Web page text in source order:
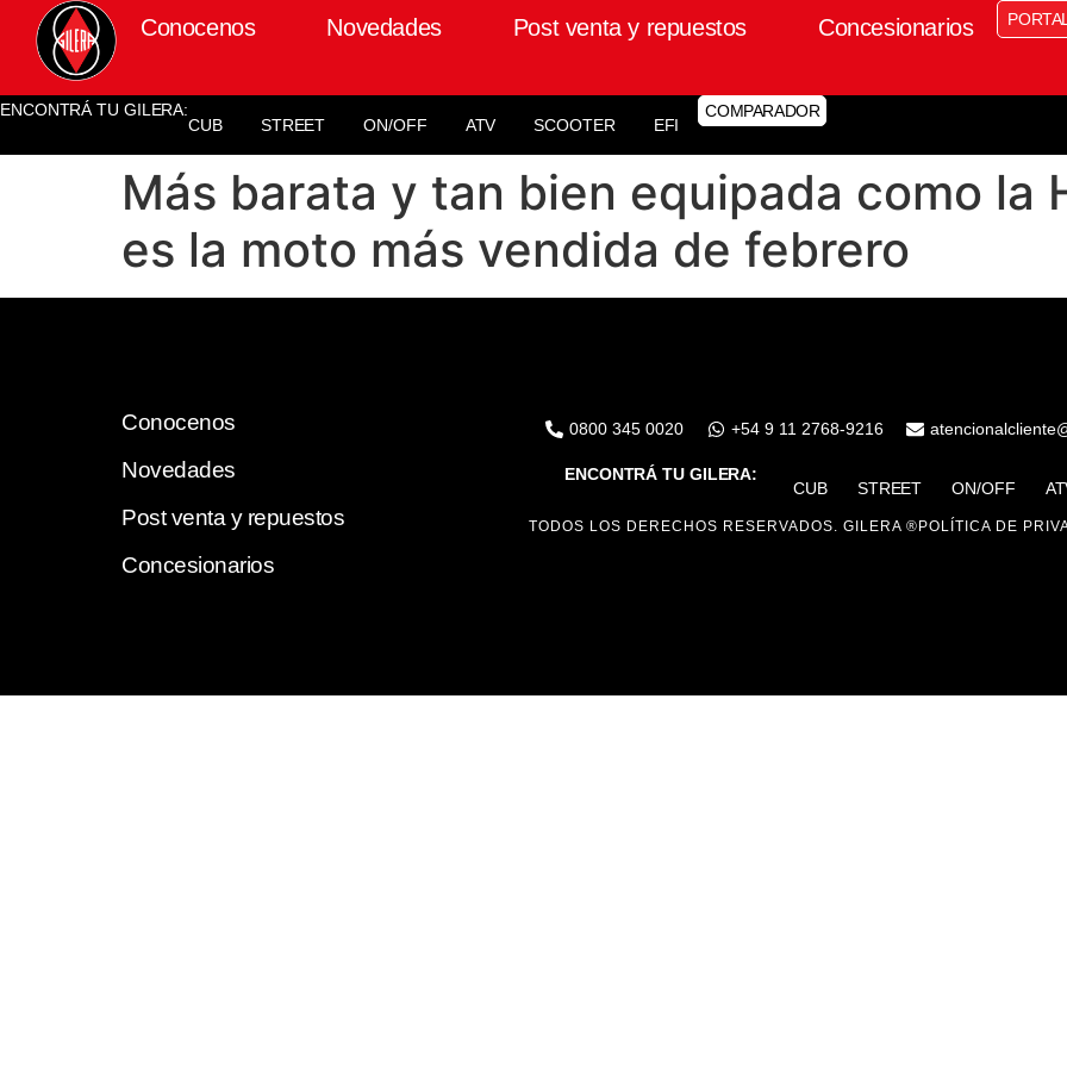
Conocenos Novedades Post venta y repuestos Concesionarios
ENCONTRÁ TU GILERA:
CUB
STREET ON/OFF ATV SCOOTER EFI
COMPARADOR
Más barata y tan bien equipada como la
es la moto más vendida de febrero
Conocenos
Novedades
Post venta y repuestos
Concesionarios
0800 345 0020 +54 9 11 2768-9216
ENCONTRÁ TU GILERA:
CUB STREET ON/OFF
TODOS LOS DERECHOS RESERVADOS. GILERA ® POLÍTICA DE